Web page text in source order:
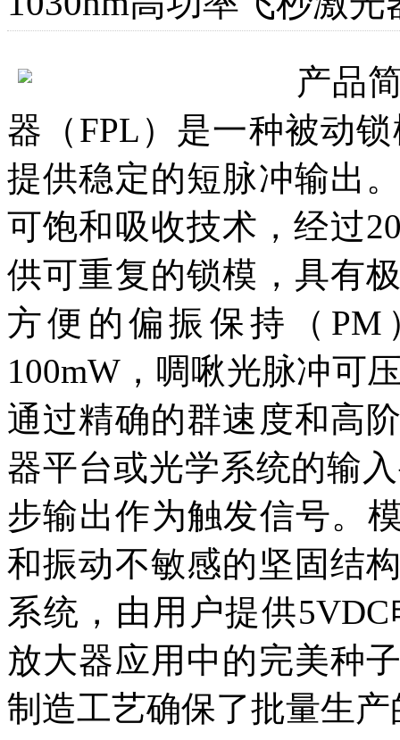
产品
器（FPL）是一种被动
提供稳定的短脉冲输出
可饱和吸收技术，经过
供可重复的锁模，具有
方便的偏振保持（
100mW，啁啾光脉冲可
通过精确的群速度和高
器平台或光学系统的输
步输出作为触发信号。
和振动不敏感的坚固结
系统，由用户提供
放大器应用中的完美种
制造工艺确保了批量生